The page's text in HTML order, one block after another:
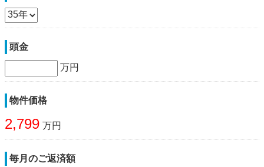
頭金
万円
物件価格
2,799 万円
毎月のご返済額